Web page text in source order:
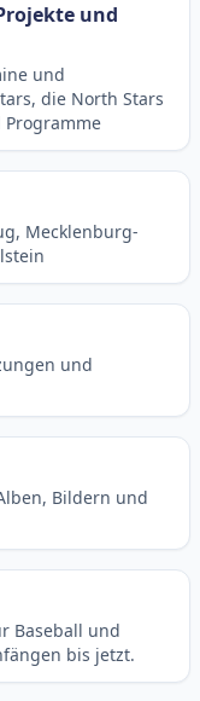
und
und
die North Stars
Programme
Mecklenburg-
und
Bildern und
Baseball und
bis jetzt.